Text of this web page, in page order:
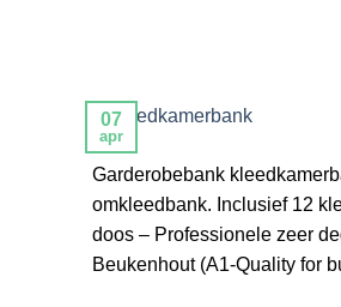
07
apr
Garderobebank
omkleedbank. Inclusief 12
doos – Professionele zeer
Beukenhout (A1-Quality for